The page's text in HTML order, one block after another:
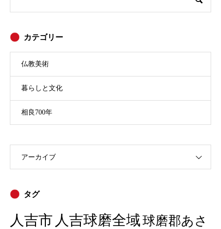
カテゴリー
仏教美術
暮らしと文化
相良700年
アーカイブ
タグ
人吉市 人吉球磨全域球磨郡あさ